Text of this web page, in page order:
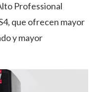
Professional
que ofrecen mayor
y mayor